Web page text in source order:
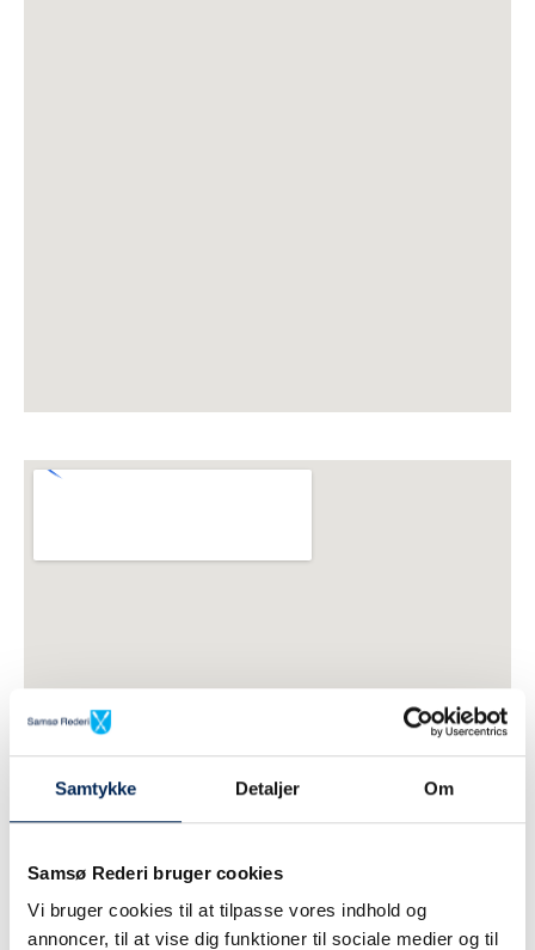
Samtykke Detaljer Om
Samsø Rederi bruger cookies
Vi bruger cookies til at tilpasse vores indhold og
annoncer, til at vise dig funktioner til sociale medier og til